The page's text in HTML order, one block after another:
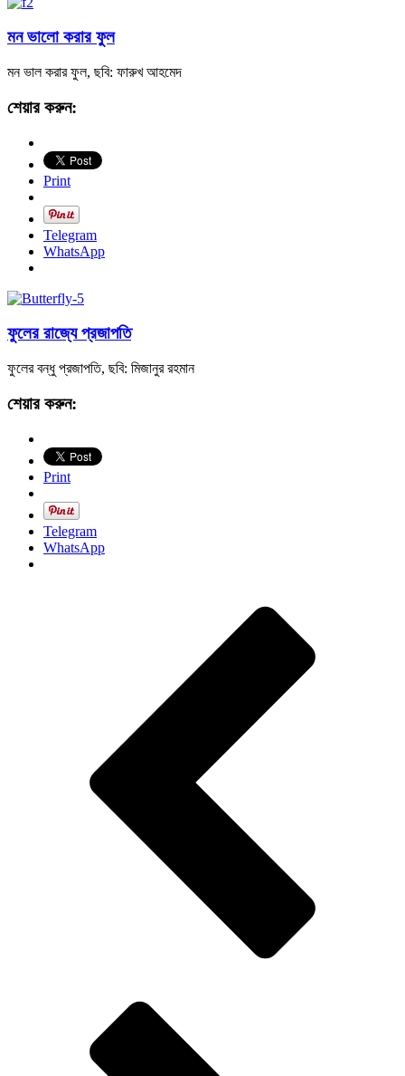
মন ভালো করার ফুল
মন ভাল করার ফুল, ছবি: ফারুখ আহমেদ
শেয়ার করুন:
Print
Telegram
WhatsApp
ফুলের রাজ্যে প্রজাপতি
ফুলের বন্ধু প্রজাপতি, ছবি: মিজানুর রহমান
শেয়ার করুন:
Print
Telegram
WhatsApp